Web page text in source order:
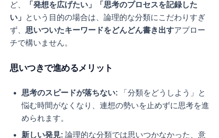
ど、
「発想を広げたい」「思考のプロセスを記録した
い」
という目的の場合は、論理的な分類にこだわりすぎ
ず、 思いついたキーワードをどんどん書き出すアプロー
チで構いません。
思いつきで進めるメリット
思考のスピードが落ちない: 「分類をどうしよう」と
悩む時間がなくなり、連想の勢いを止めずに思考を進
められます。
新しい発見: 論理的な分類では思いつかなかった、意